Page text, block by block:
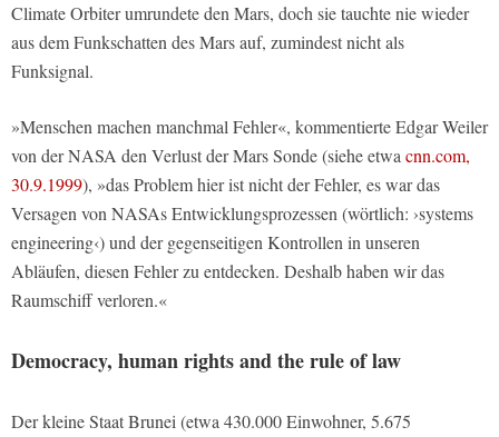
Climate Orbiter umrundete den Mars, doch sie tauchte nie wieder
aus dem Funkschatten des Mars auf, zumindest nicht als
Funksignal.
»Menschen machen manchmal Fehler«, kommentierte Edgar Weiler
von der NASA den Verlust der Mars Sonde (siehe etwacnn.com,
30.9.1999), »das Problem hier ist nicht der Fehler, es war das
Versagen von NASAs Entwicklungsprozessen (wörtlich: ›systems
engineering‹) und der gegenseitigen Kontrollen in unseren
Abläufen, diesen Fehler zu entdecken. Deshalb haben wir das
Raumschiff verloren.«
Democracy, human rights and the rule of law
Der kleine Staat Brunei (etwa 430.000 Einwohner, 5.675